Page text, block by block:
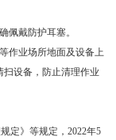
佩戴防护耳塞。
作业场所地面及设备上
设备，防止清理作业
定》等规定，2022年5